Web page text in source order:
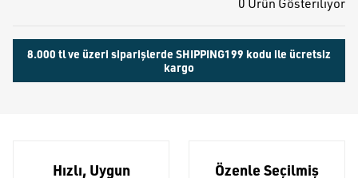
0 Ürün Gösteriliyor
8.000 tl ve üzeri siparişlerde SHIPPING199 kodu ile ücretsiz
kargo
Hızlı, Uygun
Özenle Seçilmiş